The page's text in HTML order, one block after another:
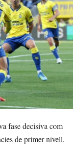
fase decisiva com
de primer nivell.